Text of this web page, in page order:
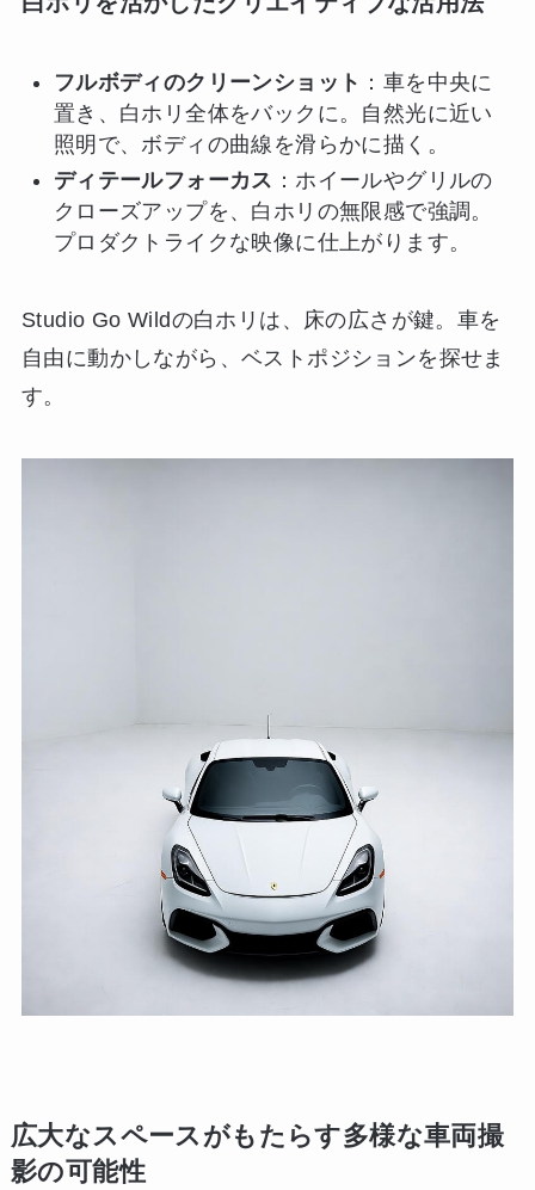
フルボディのクリーンショット ：車を中央に
置き、白ホリ全体をバックに。自然光に近い
照明で、ボディの曲線を滑らかに描く。
ディテールフォーカス ：ホイールやグリルの
クローズアップを、白ホリの無限感で強調。
プロダクトライクな映像に仕上がります。
Studio Go Wildの白ホリは、床の広さが鍵。車を
自由に動かしながら、ベストポジションを探せま
す。
広大なスペースがもたらす多様な車両撮
影の可能性